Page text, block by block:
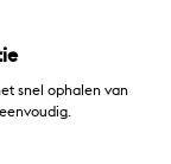
snel ophalen van